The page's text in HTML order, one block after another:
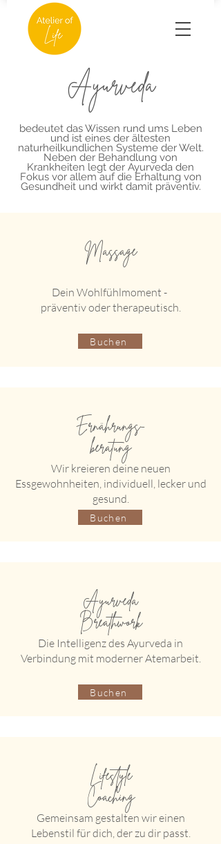
Ayurveda
bedeutet das Wissen rund ums Leben
und ist eines der ältesten
naturheilkundlichen Systeme der Welt.
Neben der Behandlung von
Krankheiten legt der Ayurveda den
Fokus vor allem auf die Erhaltung von
Gesundheit und wirkt damit präventiv.
Massage
Dein Wohlfühlmoment -
präventiv oder therapeutisch.
Buchen
Ernährungs-
beratung
Wir kreieren deine neuen
Essgewohnheiten, individuell, lecker und
gesund.
Buchen
Ayurveda
Breathwork
Die Intelligenz des Ayurveda in
Verbindung mit moderner Atemarbeit.
Buchen
Lifestyle
Coaching
Gemeinsam gestalten wir einen
Lebenstil für dich, der zu dir passt.